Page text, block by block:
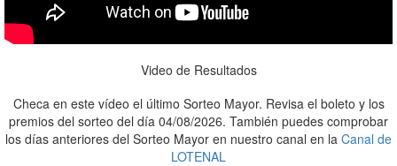
Video de Resultados
Checa en este vídeo el último Sorteo Mayor. Revisa el boleto y los
premios del sorteo del día 04/08/2026. También puedes comprobar
los días anteriores del Sorteo Mayor en nuestro canal en la Canal de
LOTENAL